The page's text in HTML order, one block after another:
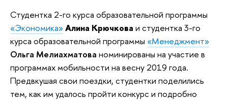
Студентка 2-го курса образовательной программы
«Экономика»Алина Крючкова и студентка 3-го
курса образовательной программы «Менеджмент»
Ольга Мелиахматова номинированы на участие в
программах мобильности на весну 2019 года.
Предвкушая свои поездки, студентки поделились
тем, как им удалось пройти конкурс и подробно